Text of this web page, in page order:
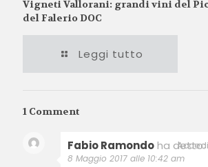
Vigneti Vallorani: grandi vini del
del Falerio DOC
Leggi tutto
1 Comment
Fabio Ramondoha detto:
8 Maggio 2017 alle 10:42 am